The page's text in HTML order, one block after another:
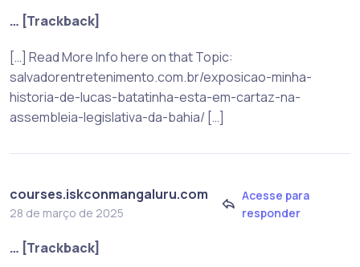
… [Trackback]
[…] Read More Info here on that Topic:
salvadorentretenimento.com.br/exposicao-minha-
historia-de-lucas-batatinha-esta-em-cartaz-na-
assembleia-legislativa-da-bahia/ […]
courses.iskconmangaluru.com
28 de março de 2025
Acesse para
responder
… [Trackback]